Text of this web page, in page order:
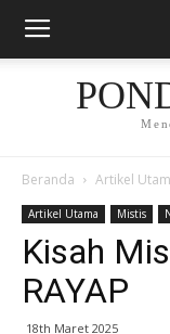
Beranda Artikel
Artikel Utama Mistis
Kisah
RAYAP
18th Maret 2025